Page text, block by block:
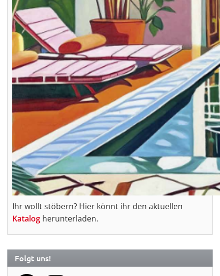
Ihr wollt stöbern? Hier könnt ihr den aktuellen
Katalog herunterladen.
Folgt uns!